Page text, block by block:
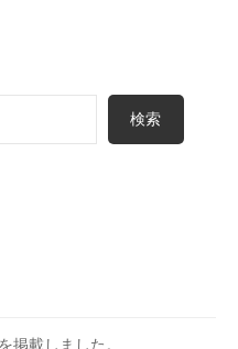
検索
掲載しました。